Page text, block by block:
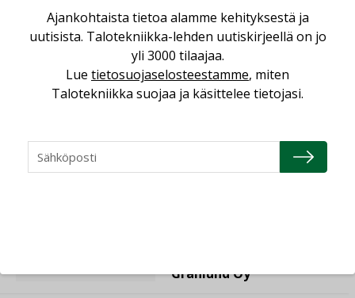
Lue lisää Katso kaikki
23.04.2026
Consti
Granlund Oy
Ajankohtaista tietoa alamme kehityksestä ja
uutisista. Talotekniikka-lehden uutiskirjeellä on jo
yli 3000 tilaajaa.
Lue tietosuojaselosteestamme, miten
Talotekniikka suojaa ja käsittelee tietojasi.